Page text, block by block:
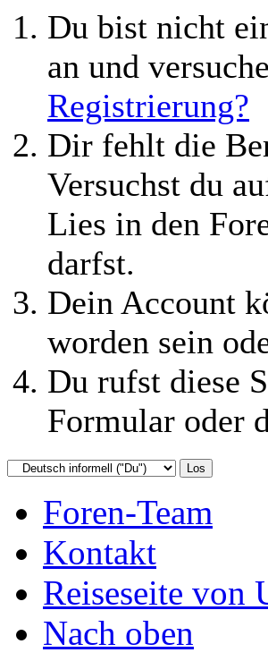
Du bist nicht
an und
Registrierung?
Dir fehlt die
Versuchst du
Lies in den
darfst.
Dein Account
worden sein
Du rufst diese
Formular oder
Foren-Team
Kontakt
Reiseseite von
Nach oben